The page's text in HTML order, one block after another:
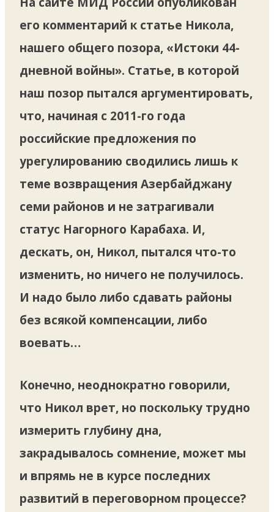
его комментарий к статье Никола,
нашего общего позора, «Истоки 44-
дневной войны». Статье, в которой
наш позор пытался аргументировать,
что, начиная с 2011-го года
российские предложения по
урегулированию сводились лишь к
теме возвращения Азербайджану
семи районов и не затрагивали
статус Нагорного Карабаха. И,
дескать, он, Никол, пытался что-то
изменить, но ничего не получилось.
И надо было либо сдавать районы
без всякой компенсации, либо
воевать…
Конечно, неоднократно говорили,
что Никол врет, но поскольку трудно
измерить глубину дна,
закрадывалось сомнение, может мы
и впрямь не в курсе последних
развитий в переговорном процессе?